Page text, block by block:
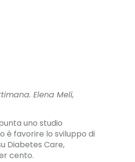
Elena Meli,
uno studio
è favorire lo sviluppo di
Diabetes Care,
cento.